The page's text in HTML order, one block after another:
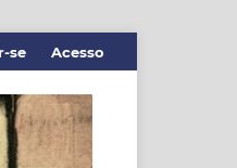
se Acesso